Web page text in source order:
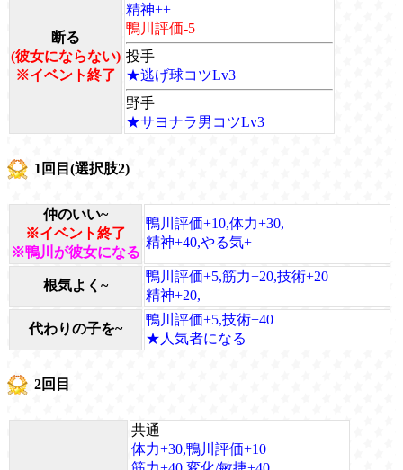
断る
(彼女にならない)
※イベント終了
精神++
鴨川評価-5
投手
★逃げ球コツLv3
野手
★サヨナラ男コツLv3
1回目(選択肢2)
仲のいい~
※イベント終了
※鴨川が彼女になる
鴨川評価+10,体力+30,
精神+40,やる気+
根気よく~
鴨川評価+5,筋力+20,技術+20
精神+20,
代わりの子を~
鴨川評価+5,技術+40
★人気者になる
2回目
共通
体力+30,鴨川評価+10